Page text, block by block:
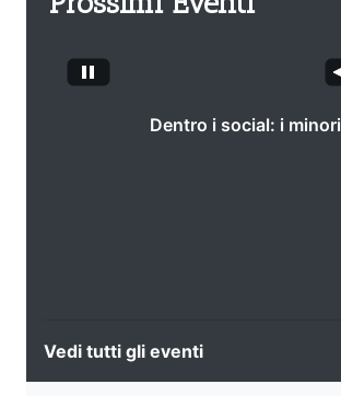
Dentro i social: i minori
Vedi tutti gli eventi